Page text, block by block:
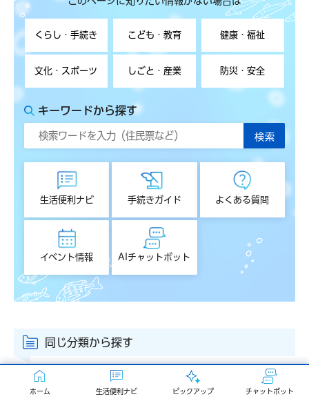
ホーム 生活便利ナビ ピックアップ チャットボット
くらし・手続き こども・教育 健康・福祉
文化・スポーツ しごと・産業 防災・安全
キーワードから探す
生活便利ナビ 手続きガイド よくある質問
イベント情報 AIチャットボット
同じ分類から探す
過去の選挙結果